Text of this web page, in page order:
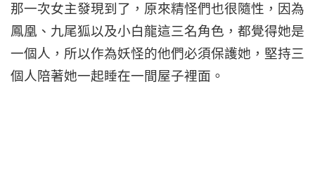
那一次女主發現到了，原來精怪們也很隨性，因為
鳳凰、九尾狐以及小白龍這三名角色，都覺得她是
一個人，所以作為妖怪的他們必須保護她，堅持三
個人陪著她一起睡在一間屋子裡面。